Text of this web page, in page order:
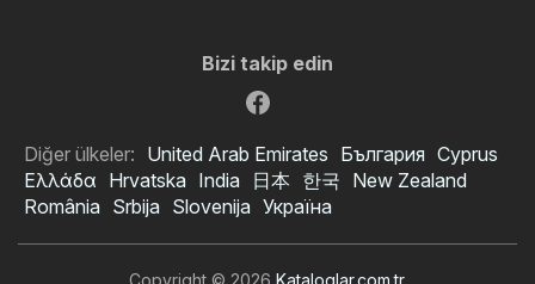
Bizi takip edin
Diğer ülkeler: United Arab Emirates България Cyprus
Ελλάδα Hrvatska India 日本 한국 New Zealand
România Srbija Slovenija Україна